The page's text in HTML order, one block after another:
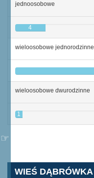
jednoosobowe
4
wieloosobowe jednorodzinne
wieloosobowe dwurodzinne
1
WIEŚ DĄBRÓWKA